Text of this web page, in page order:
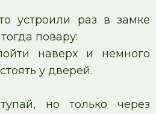
устроили раз в замке
повару:
наверх и немного
у дверей.
но только через